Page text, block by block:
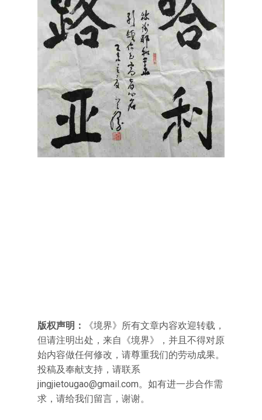
版权声明：
《境界》所有文章内容欢迎转载，
但请注明出处，来自《境界》，并且不得对原
始内容做任何修改，请尊重我们的劳动成果。
投稿及奉献支持，请联系
jingjietougao@gmail.com。如有进一步合作需
求，请给我们留言，谢谢。